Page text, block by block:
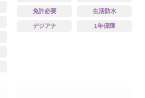
免許必要 生活防水
デジアナ 1年保障